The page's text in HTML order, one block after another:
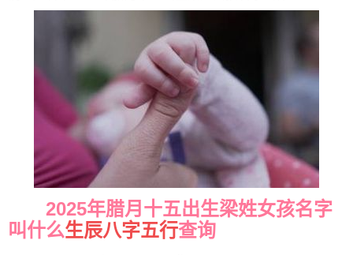
2025年腊月十五出生梁姓女孩名字
叫什么生辰八字五行查询